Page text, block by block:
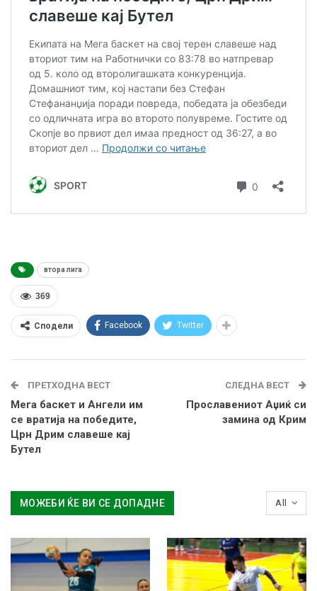
втора лига
369
Сподели Facebook Twitter
ПРЕТХОДНА ВЕСТ
Мега баскет и Ангели им
се вратија на победите,
Црн Дрим славеше кај
Бутел
СЛЕДНА ВЕСТ
Прославениот Аџиќ си
замина од Крим
All
МОЖЕБИ ЌЕ ВИ СЕ ДОПАДНЕ